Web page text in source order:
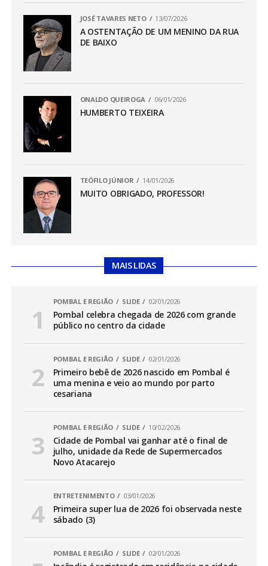
JOSÉ TAVARES NETO 13/07/2026
A OSTENTAÇÃO DE UM MENINO DA RUA
DE BAIXO
ONALDO QUEIROGA 06/01/2026
HUMBERTO TEIXEIRA
TEÓFILO JÚNIOR 14/01/2026
MUITO OBRIGADO, PROFESSOR!
MAIS LIDAS
POMBAL E REGIÃO SLIDE 02/01/2026
Pombal celebra chegada de 2026 com grande
público no centro da cidade
POMBAL E REGIÃO SLIDE 02/01/2026
Primeiro bebê de 2026 nascido em Pombal é
uma menina e veio ao mundo por parto
cesariana
POMBAL E REGIÃO SLIDE 10/02/2026
Cidade de Pombal vai ganhar até o final de
julho, unidade da Rede de Supermercados
Novo Atacarejo
ENTRETENIMENTO 03/01/2026
Primeira super lua de 2026 foi observada neste
sábado (3)
POMBAL E REGIÃO SLIDE 02/01/2026